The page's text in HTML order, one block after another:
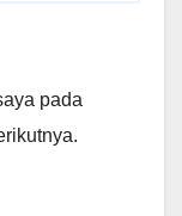
pada